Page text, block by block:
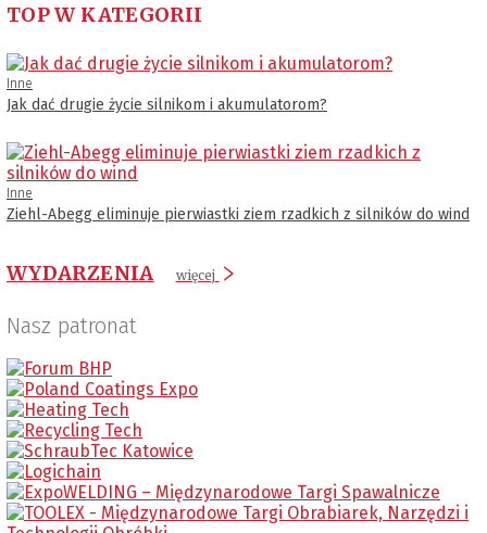
TOP W KATEGORII
Inne
Jak dać drugie życie silnikom i akumulatorom?
Inne
Ziehl-Abegg eliminuje pierwiastki ziem rzadkich z silników do wind
WYDARZENIA więcej
Nasz patronat